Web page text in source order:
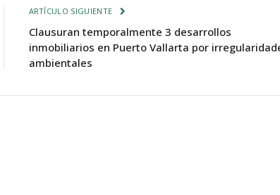
ARTÍCULO SIGUIENTE
Clausuran temporalmente 3 desarrollos
inmobiliarios en Puerto Vallarta por
ambientales